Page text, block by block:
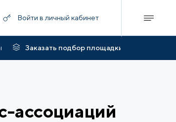
Войти в личный кабинет
Заказать подбор площадки
ассоциаций